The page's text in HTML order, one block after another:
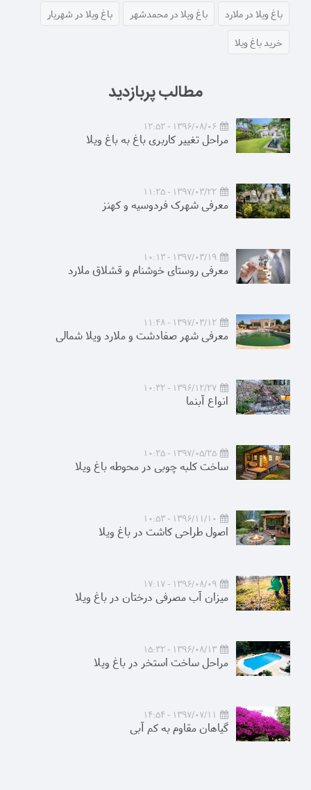
باغ ویلا در ملارد باغ ویلا در محمدشهر
باغ ویلا در شهریار
خرید باغ ویلا
مطالب پربازدید
1396/08/06 - 12:52
مراحل تغییر کاربری باغ به باغ ویلا
1397/03/22 - 11:25
معرفی شهرک فردوسیه و کهنز
1397/03/19 - 10:13
معرفی روستای خوشنام و قشلاق ملارد
1397/03/12 - 11:48
معرفی شهر صفادشت و ملارد ویلا شمالی
1396/12/27 - 10:32
انواع آبنما
1397/05/25 - 10:25
ساخت کلبه چوبی در محوطه باغ ویلا
1396/11/10 - 10:53
اصول طراحی کاشت در باغ ویلا
1396/08/09 - 17:17
میزان آب مصرفی درختان در باغ ویلا
1396/08/13 - 15:32
مراحل ساخت استخر در باغ ویلا
1397/07/11 - 14:54
گیاهان مقاوم به کم آبی